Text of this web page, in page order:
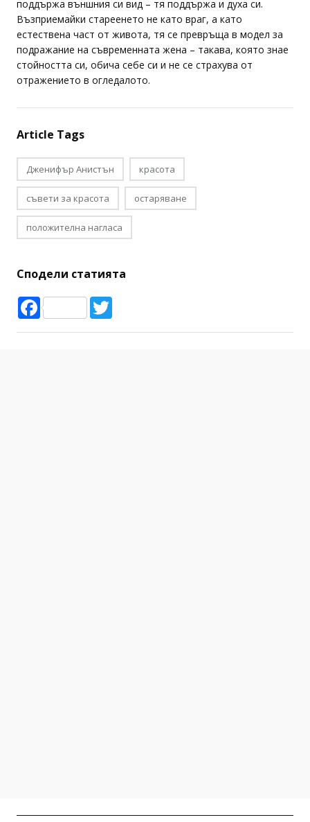
поддържа външния си вид – тя поддържа и духа си.
Възприемайки стареенето не като враг, а като
естествена част от живота, тя се превръща в модел за
подражание на съвременната жена – такава, която знае
стойността си, обича себе си и не се страхува от
отражението в огледалото.
Article Tags
Дженифър Анистън красота
съвети за красота остаряване
положителна нагласа
Сподели статията
Facebook